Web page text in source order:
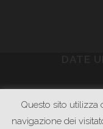
Questo sito utilizza
navigazione dei